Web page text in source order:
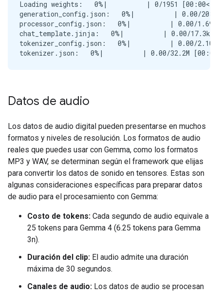
Loading weights:   0%|          | 0/1951
generation_config.json:   0%|          | 0.00/208
processor_config.json:   0%|          | 0.00/1.69k
chat_template.jinja:   0%|          | 0.00/17.3k
tokenizer_config.json:   0%|          | 0.00/2.10k
Datos de audio
Los datos de audio digital pueden presentarse en muchos
formatos y niveles de resolución. Los formatos de audio
reales que puedes usar con Gemma, como los formatos
MP3 y WAV, se determinan según el framework que elijas
para convertir los datos de sonido en tensores. Estas son
algunas consideraciones específicas para preparar datos
de audio para el procesamiento con Gemma:
Costo de tokens: Cada segundo de audio equivale a
25 tokens para Gemma 4 (6.25 tokens para Gemma
3n).
Duración del clip: El audio admite una duración
máxima de 30 segundos.
Canales de audio: Los datos de audio se procesan